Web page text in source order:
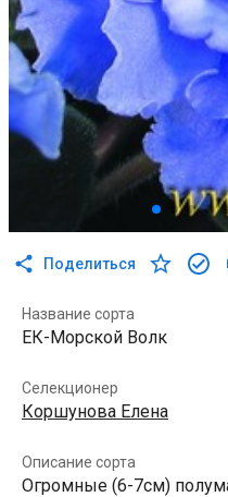
Поделиться
Название сорта
ЕК-Морской Волк
Селекционер
Коршунова Елена
Описание сорта
Огромные (6-7см)